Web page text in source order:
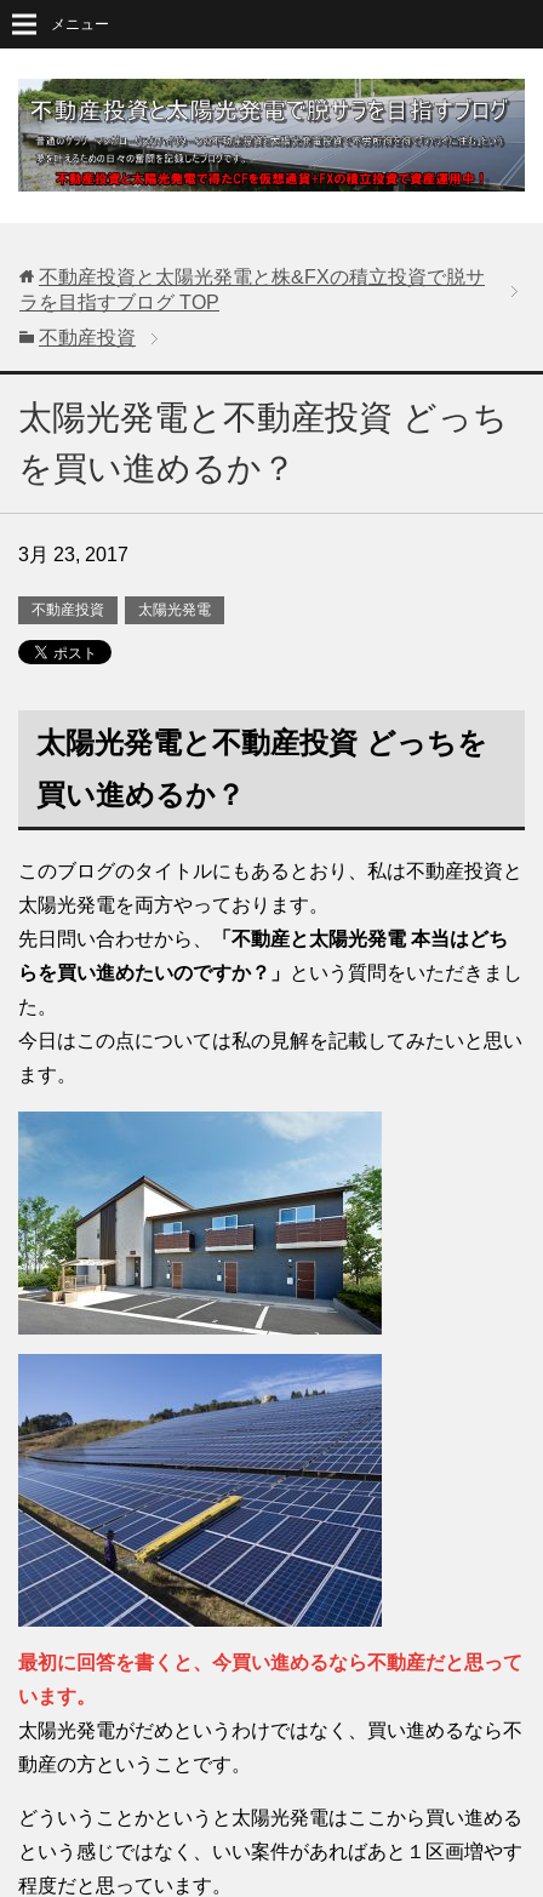
メニュー
不動産投資と太陽光発電と株&FXの積立投資で脱サ
ラを目指すブログ TOP
不動産投資
太陽光発電と不動産投資 どっち
を買い進めるか？
3月 23, 2017
不動産投資 太陽光発電
太陽光発電と不動産投資 どっちを
買い進めるか？
このブログのタイトルにもあるとおり、私は不動産投資と
太陽光発電を両方やっております。
先日問い合わせから、
「不動産と太陽光発電 本当はどち
らを買い進めたいのですか？」 という質問をいただきまし
た。
今日はこの点については私の見解を記載してみたいと思い
ます。
最初に回答を書くと、今買い進めるなら不動産だと思って
います。
太陽光発電がだめというわけではなく、買い進めるなら不
動産の方ということです。
どういうことかというと太陽光発電はここから買い進める
という感じではなく、いい案件があればあと１区画増やす
程度だと思っています。